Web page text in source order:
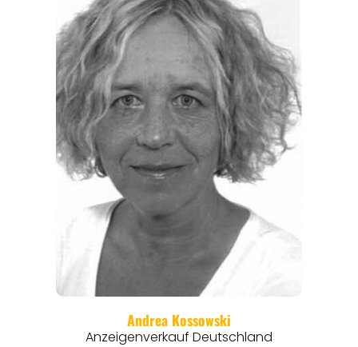
REGIONEN
ORTE
EVENTS
REISEFÜHRER
REISEMAGAZINE
THEMEN
ANGEBOTE